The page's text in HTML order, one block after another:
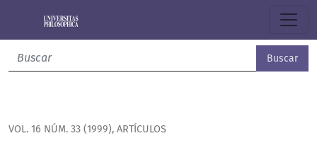
Buscar
VOL. 16 NÚM. 33 (1999), ARTÍCULOS